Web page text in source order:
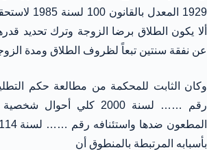
1929 المعدل
ألا يكون الطلاق برضا الزوجة وترك تحديد
عن نفقة سنتين تبعاً لظروف الطلاق ومدة
وكان الثابت للمحكمة من مطالعة حكم
رقم …… لسنة 2000 كلي
بأسبابه المرتبطة بالمنطوق أن